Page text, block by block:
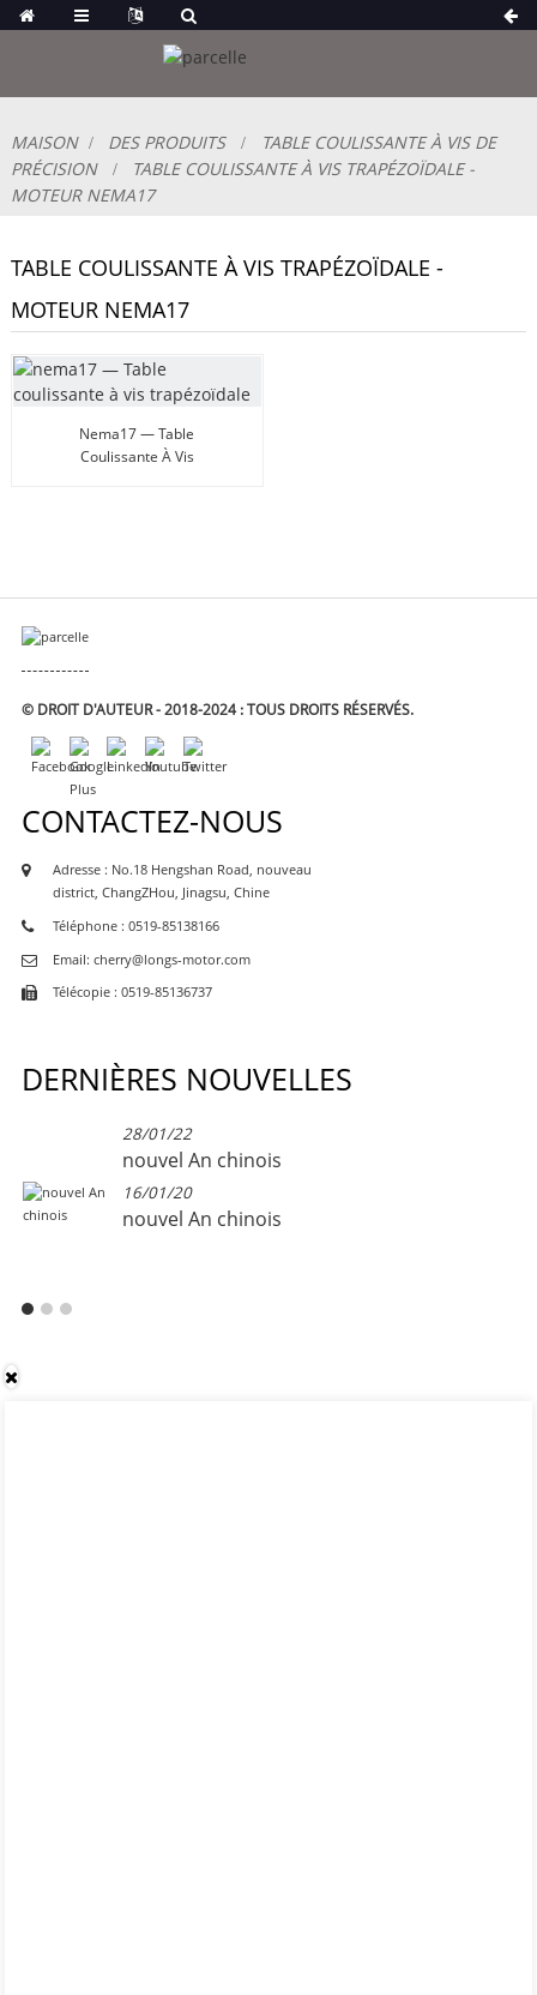
MAISON DES PRODUITS
TABLE COULISSANTE À VIS DE
PRÉCISION
TABLE COULISSANTE À VIS TRAPÉZOÏDALE -
MOTEUR NEMA17
TABLE COULISSANTE À VIS TRAPÉZOÏDALE -
MOTEUR NEMA17
Nema17 — Table
Coulissante À Vis
© DROIT D'AUTEUR - 2018-2024 : TOUS DROITS RÉSERVÉS.
CONTACTEZ-NOUS
Adresse : No.18 Hengshan Road, nouveau
district, ChangZHou, Jinagsu, Chine
Téléphone : 0519-85138166
Email: cherry@longs-motor.com
Télécopie : 0519-85136737
DERNIÈRES NOUVELLES
28/01/22
nouvel An chinois
16/01/20
nouvel An chinois